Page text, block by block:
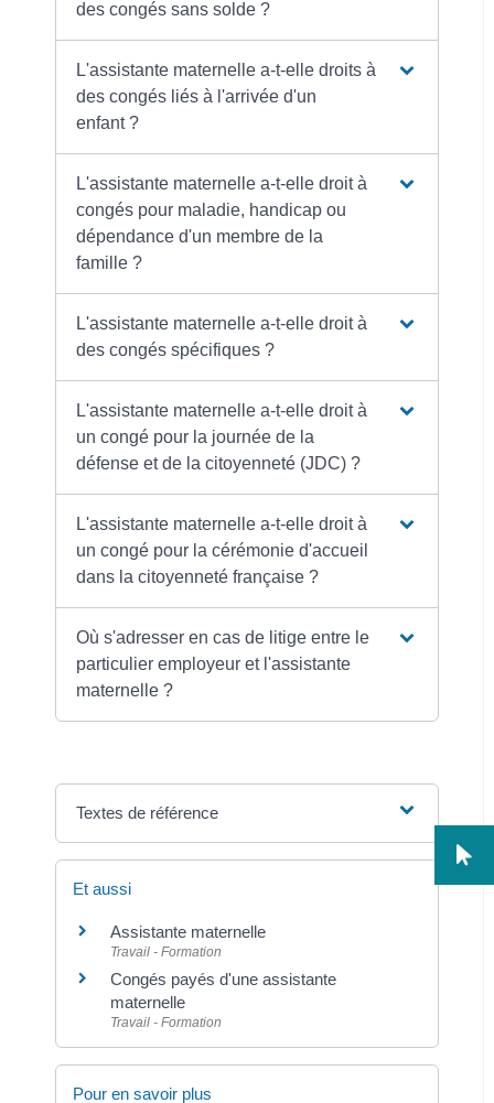
des congés sans solde ?
L'assistante maternelle a-t-elle droits à
des congés liés à l'arrivée d'un
enfant ?
L'assistante maternelle a-t-elle droit à
congés pour maladie, handicap ou
dépendance d'un membre de la
famille ?
L'assistante maternelle a-t-elle droit à
des congés spécifiques ?
L'assistante maternelle a-t-elle droit à
un congé pour la journée de la
défense et de la citoyenneté (JDC) ?
L'assistante maternelle a-t-elle droit à
un congé pour la cérémonie d'accueil
dans la citoyenneté française ?
Où s'adresser en cas de litige entre le
particulier employeur et l'assistante
maternelle ?
Textes de référence
Et aussi
Assistante maternelle
Travail - Formation
Congés payés d'une assistante
maternelle
Travail - Formation
Pour en savoir plus